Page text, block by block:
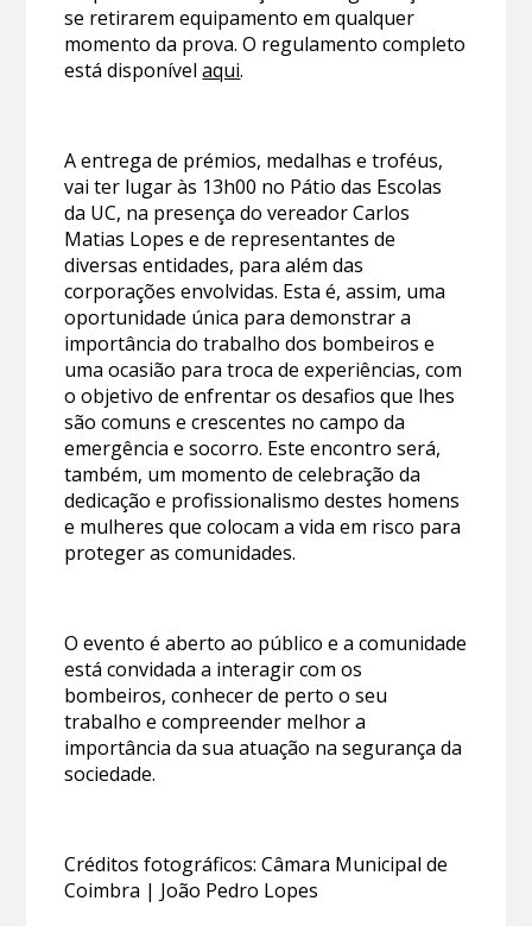
se retirarem equipamento em qualquer
momento da prova. O regulamento completo
está disponívelaqui.
A entrega de prémios, medalhas e troféus,
vai ter lugar às 13h00 no Pátio das Escolas
da UC, na presença do vereador Carlos
Matias Lopes e de representantes de
diversas entidades, para além das
corporações envolvidas. Esta é, assim, uma
oportunidade única para demonstrar a
importância do trabalho dos bombeiros e
uma ocasião para troca de experiências, com
o objetivo de enfrentar os desafios que lhes
são comuns e crescentes no campo da
emergência e socorro. Este encontro será,
também, um momento de celebração da
dedicação e profissionalismo destes homens
e mulheres que colocam a vida em risco para
proteger as comunidades.
O evento é aberto ao público e a comunidade
está convidada a interagir com os
bombeiros, conhecer de perto o seu
trabalho e compreender melhor a
importância da sua atuação na segurança da
sociedade.
Créditos fotográficos: Câmara Municipal de
Coimbra | João Pedro Lopes